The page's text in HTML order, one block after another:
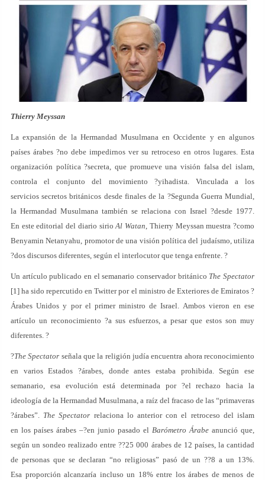
Thierry Meyssan
La expansión de la Hermandad Musulmana en Occidente y en algunos
países árabes ?no debe impedirnos ver su retroceso en otros lugares. Esta
organización política ?secreta, que promueve una visión falsa del islam,
controla el conjunto del movimiento ?yihadista. Vinculada a los
servicios secretos británicos desde finales de la ?Segunda Guerra Mundial,
la Hermandad Musulmana también se relaciona con Israel ?desde 1977.
En este editorial del diario sirioAl Watan, Thierry Meyssan muestra ?como
Benyamin Netanyahu, promotor de una visión política del judaísmo, utiliza
?dos discursos diferentes, según el interlocutor que tenga enfrente. ?
Un artículo publicado en el semanario conservador británico The Spectator
[1] ha sido repercutido en Twitter por el ministro de Exteriores de Emiratos ?
Árabes Unidos y por el primer ministro de Israel. Ambos vieron en ese
artículo un reconocimiento ?a sus esfuerzos, a pesar que estos son muy
diferentes. ?
?The Spectator señala que la religión judía encuentra ahora reconocimiento
en varios Estados ?árabes, donde antes estaba prohibida. Según ese
semanario, esa evolución está determinada por ?el rechazo hacia la
ideología de la Hermandad Musulmana, a raíz del fracaso de las “primaveras
?árabes”. The Spectator relaciona lo anterior con el retroceso del islam
en los países árabes –?en junio pasado el Barómetro Árabe anunció que,
según un sondeo realizado entre ??25 000 árabes de 12 países, la cantidad
de personas que se declaran “no religiosas” pasó de un ??8 a un 13%.
Esa proporción alcanzaría incluso un 18% entre los árabes de menos de